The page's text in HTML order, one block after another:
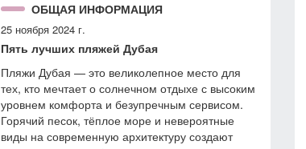
ОБЩАЯ ИНФОРМАЦИЯ
25 ноября 2024 г.
Пять лучших пляжей Дубая
Пляжи Дубая — это великолепное место для
тех, кто мечтает о солнечном отдыхе с высоким
уровнем комфорта и безупречным сервисом.
Горячий песок, тёплое море и невероятные
виды на современную архитектуру создают